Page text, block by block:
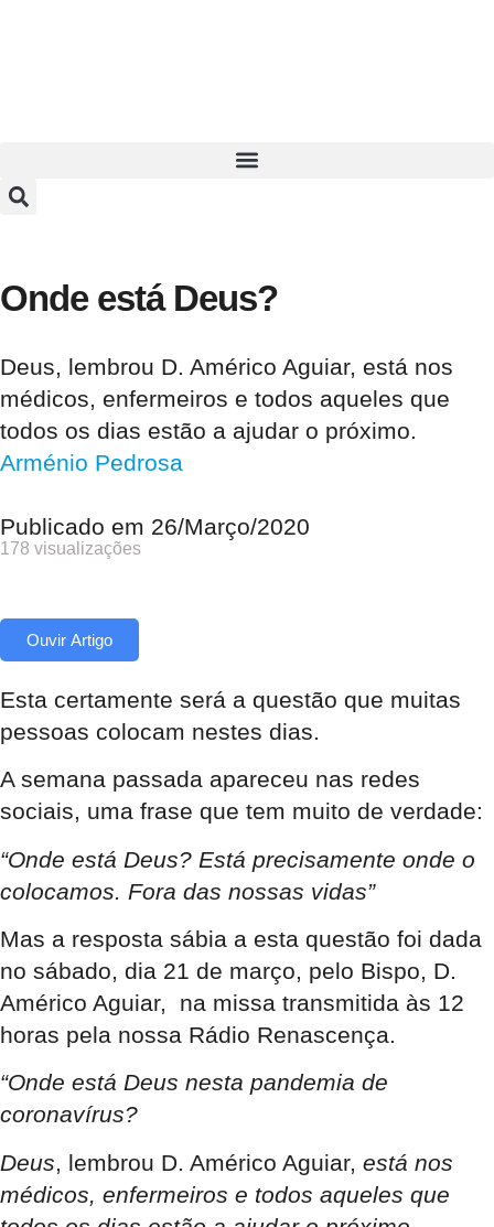
Onde está Deus?
Deus, lembrou D. Américo Aguiar, está nos
médicos, enfermeiros e todos aqueles que
todos os dias estão a ajudar o próximo.
Arménio Pedrosa
Publicado em 26/Março/2020
178 visualizações
Ouvir Artigo
Esta certamente será a questão que muitas
pessoas colocam nestes dias.
A semana passada apareceu nas redes
sociais, uma frase que tem muito de verdade:
“Onde está Deus? Está precisamente onde o
colocamos. Fora das nossas vidas”
Mas a resposta sábia a esta questão foi dada
no sábado, dia 21 de março, pelo Bispo, D.
Américo Aguiar, na missa transmitida às 12
horas pela nossa Rádio Renascença.
“Onde está Deus nesta pandemia de
coronavírus?
Deus, lembrou D. Américo Aguiar, está nos
médicos, enfermeiros e todos aqueles que